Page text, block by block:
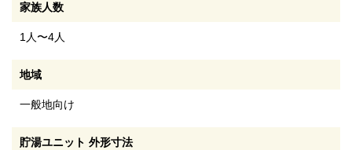
家族人数
1人〜4人
地域
一般地向け
貯湯ユニット 外形寸法